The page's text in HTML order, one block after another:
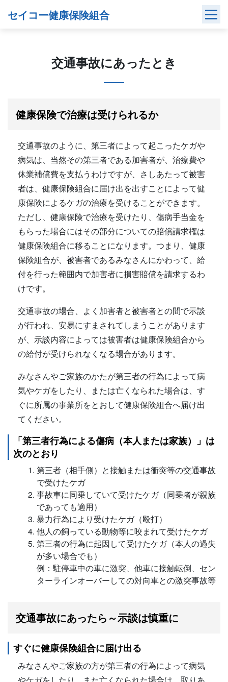
セイコー健康保険組合
交通事故にあったとき
健康保険で治療は受けられるか
交通事故のように、第三者によって起こったケガや
病気は、当然その第三者である加害者が、治療費や
休業補償費を支払うわけですが、さしあたって被害
者は、健康保険組合に届け出を出すことによって健
康保険によるケガの治療を受けることができます。
ただし、健康保険で治療を受けたり、傷病手当金を
もらった場合にはその部分についての賠償請求権は
健康保険組合に移ることになります。つまり、健康
保険組合が、被害者であるみなさんにかわって、給
付を行った範囲内で加害者に損害賠償を請求するわ
けです。
交通事故の場合、よく加害者と被害者との間で示談
が行われ、安易にすまされてしまうことがあります
が、示談内容によっては被害者は健康保険組合から
の給付が受けられなくなる場合があります。
みなさんやご家族のかたが第三者の行為によって病
気やケガをしたり、または亡くなられた場合は、す
ぐに所属の事業所をとおして健康保険組合へ届け出
てください。
「第三者行為による傷病（本人または家族）」は
次のとおり
第三者（相手側）と接触または衝突等の交通事故
で受けたケガ
事故車に同乗していて受けたケガ（同乗者が親族
であっても適用）
暴力行為により受けたケガ（殴打）
他人の飼っている動物等に咬まれて受けたケガ
第三者の行為に起因して受けたケガ（本人の過失
が多い場合でも）
例：駐停車中の車に激突、他車に接触転倒、セン
ターラインオーバーしての対向車との激突事故等
交通事故にあったら～示談は慎重に
すぐに健康保険組合に届け出る
みなさんやご家族の方が第三者の行為によって病気